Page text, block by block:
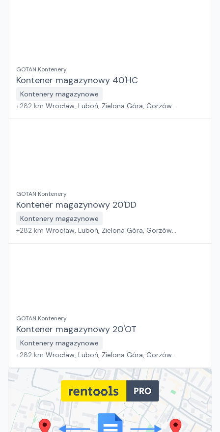
GOTAN Kontenery
Kontener magazynowy 40'HC
Kontenery magazynowe
+282 km Wrocław, Luboń, Zielona Góra, Gorzów
GOTAN Kontenery
Kontener magazynowy 20'DD
Kontenery magazynowe
+282 km Wrocław, Luboń, Zielona Góra, Gorzów
GOTAN Kontenery
Kontener magazynowy 20'OT
Kontenery magazynowe
+282 km Wrocław, Luboń, Zielona Góra, Gorzów